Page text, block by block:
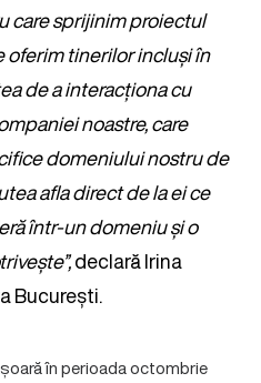
care sprijinim proiectul
oferim tinerilor incluși în
de a interacționa cu
noastre, care
domeniului nostru de
afla direct de la ei ce
într-un domeniu și o
declară Irina
București.
în perioada octombrie